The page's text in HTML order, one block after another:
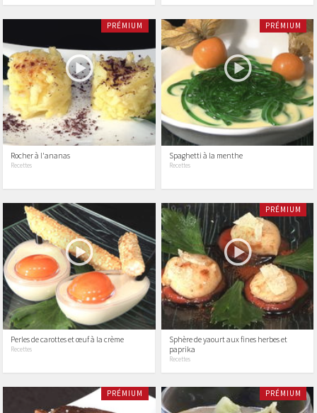
PRÉMIUM
Rocher à l'ananas
Recettes
PRÉMIUM
Spaghetti à la menthe
Recettes
Perles de carottes et œuf à la crème
Recettes
PRÉMIUM
Sphère de yaourt aux fines herbes et
paprika
Recettes
PRÉMIUM PRÉMIUM